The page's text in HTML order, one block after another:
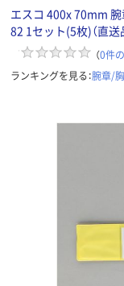
エスコ 400x 70mm
82 1セット(5枚)（直送
（0件
ランキングを見る：腕章/